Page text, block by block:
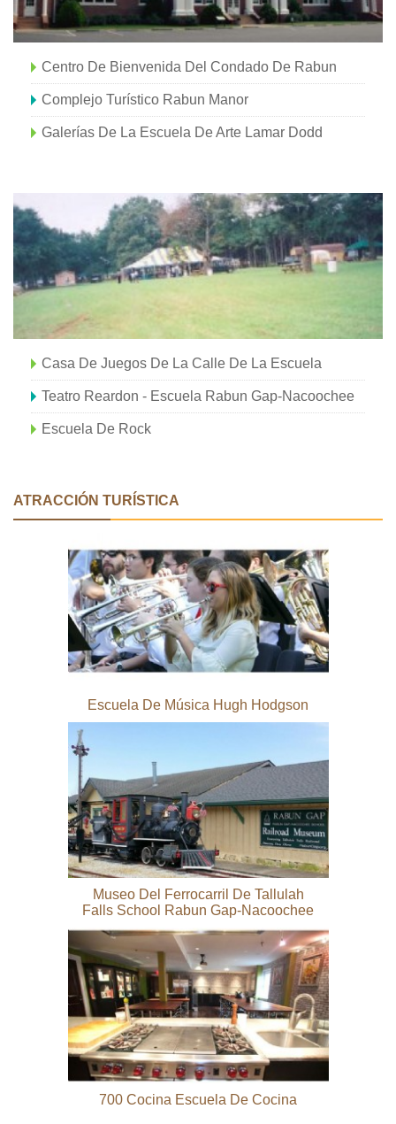
Centro De Bienvenida Del Condado De Rabun
Complejo Turístico Rabun Manor
Galerías De La Escuela De Arte Lamar Dodd
Casa De Juegos De La Calle De La Escuela
Teatro Reardon - Escuela Rabun Gap-Nacoochee
Escuela De Rock
ATRACCIÓN TURÍSTICA
Escuela De Música Hugh Hodgson
Museo Del Ferrocarril De Tallulah
Falls School Rabun Gap-Nacoochee
700 Cocina Escuela De Cocina